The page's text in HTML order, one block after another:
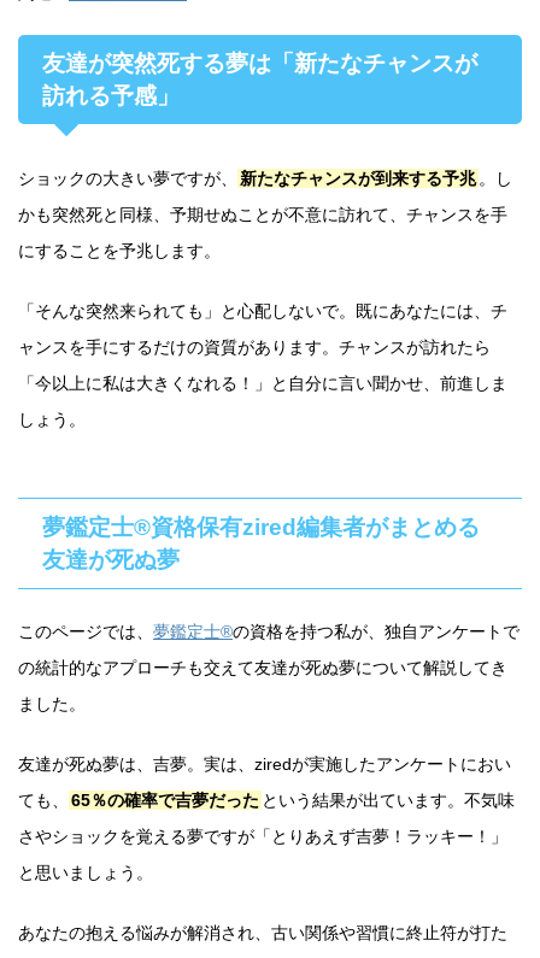
友達が突然死する夢は「新たなチャンスが
訪れる予感」
ショックの大きい夢ですが、 新たなチャンスが到来する予兆。し
かも突然死と同様、予期せぬことが不意に訪れて、チャンスを手
にすることを予兆します。
「そんな突然来られても」と心配しないで。既にあなたには、チ
ャンスを手にするだけの資質があります。チャンスが訪れたら
「今以上に私は大きくなれる！」と自分に言い聞かせ、前進しま
しょう。
夢鑑定士®資格保有zired編集者がまとめる
友達が死ぬ夢
このページでは、 夢鑑定士®の資格を持つ私が、独自アンケートで
の統計的なアプローチも交えて友達が死ぬ夢について解説してき
ました。
友達が死ぬ夢は、吉夢。実は、ziredが実施したアンケートにおい
ても、
65％の確率で吉夢だった という結果が出ています。不気味
さやショックを覚える夢ですが「とりあえず吉夢！ラッキー！」
と思いましょう。
あなたの抱える悩みが解消され、古い関係や習慣に終止符が打た